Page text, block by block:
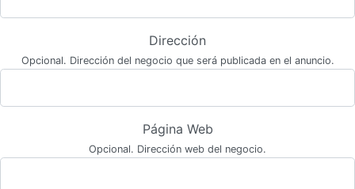
Dirección
Opcional. Dirección del negocio que será publicada en el anuncio.
Página Web
Opcional. Dirección web del negocio.